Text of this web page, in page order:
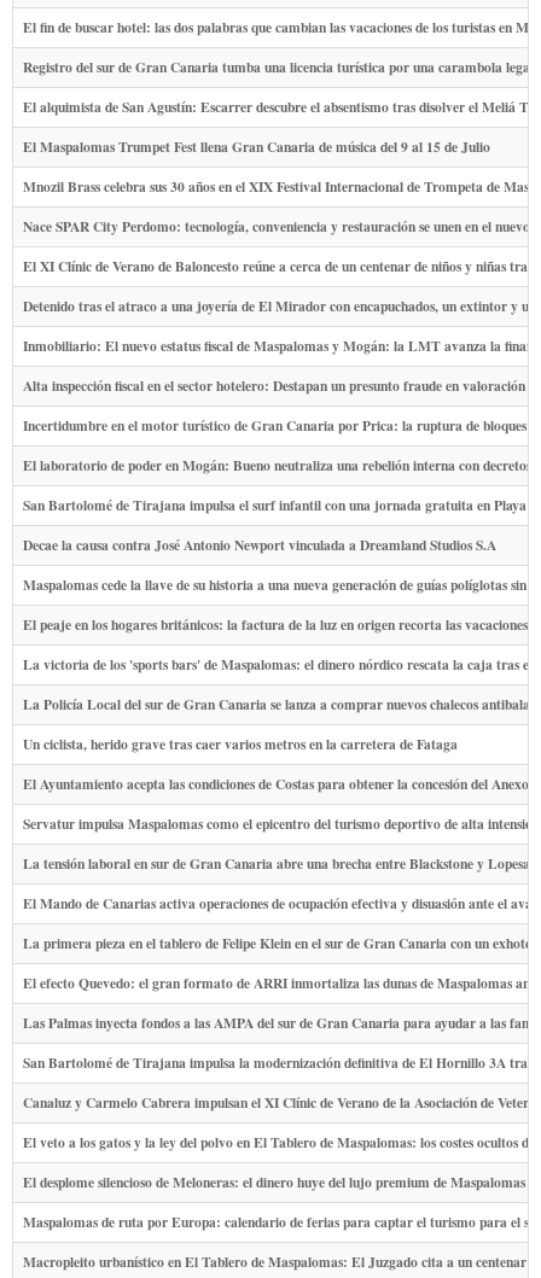
El fin de buscar hotel: las dos palabras que cambian las vacaciones de los turistas en
Registro del sur de Gran Canaria tumba una licencia turística por una carambola legal
El alquimista de San Agustín: Escarrer descubre el absentismo tras disolver el Meliá
El Maspalomas Trumpet Fest llena Gran Canaria de música del 9 al 15 de Julio
Mnozil Brass celebra sus 30 años en el XIX Festival Internacional de Trompeta de
Nace SPAR City Perdomo: tecnología, conveniencia y restauración se unen en el nuevo
El XI Clínic de Verano de Baloncesto reúne a cerca de un centenar de niños y niñas
Detenido tras el atraco a una joyería de El Mirador con encapuchados, un extintor y un
Inmobiliario: El nuevo estatus fiscal de Maspalomas y Mogán: la LMT avanza la
Alta inspección fiscal en el sector hotelero: Destapan un presunto fraude en valoración
Incertidumbre en el motor turístico de Gran Canaria por Prica: la ruptura de bloques
El laboratorio de poder en Mogán: Bueno neutraliza una rebelión interna con decretos
San Bartolomé de Tirajana impulsa el surf infantil con una jornada gratuita en Playa
Decae la causa contra José Antonio Newport vinculada a Dreamland Studios S.A
Maspalomas cede la llave de su historia a una nueva generación de guías políglotas sin
El peaje en los hogares británicos: la factura de la luz en origen recorta las vacaciones
La victoria de los 'sports bars' de Maspalomas: el dinero nórdico rescata la caja tras
La Policía Local del sur de Gran Canaria se lanza a comprar nuevos chalecos antibalas
Un ciclista, herido grave tras caer varios metros en la carretera de Fataga
El Ayuntamiento acepta las condiciones de Costas para obtener la concesión del
Servatur impulsa Maspalomas como el epicentro del turismo deportivo de alta
La tensión laboral en sur de Gran Canaria abre una brecha entre Blackstone y
El Mando de Canarias activa operaciones de ocupación efectiva y disuasión ante el
La primera pieza en el tablero de Felipe Klein en el sur de Gran Canaria con un exhotel
El efecto Quevedo: el gran formato de ARRI inmortaliza las dunas de Maspalomas
Las Palmas inyecta fondos a las AMPA del sur de Gran Canaria para ayudar a las
San Bartolomé de Tirajana impulsa la modernización definitiva de El Hornillo 3A tras
Canaluz y Carmelo Cabrera impulsan el XI Clínic de Verano de la Asociación de
El veto a los gatos y la ley del polvo en El Tablero de Maspalomas: los costes ocultos
El desplome silencioso de Meloneras: el dinero huye del lujo premium de Maspalomas
Maspalomas de ruta por Europa: calendario de ferias para captar el turismo para el
Macropleito urbanístico en El Tablero de Maspalomas: El Juzgado cita a un centenar